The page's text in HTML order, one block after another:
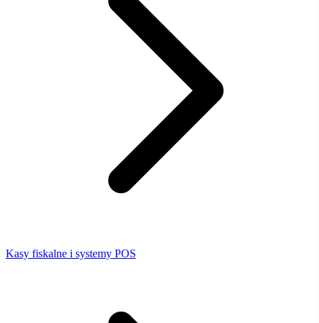
Kasy fiskalne i systemy POS